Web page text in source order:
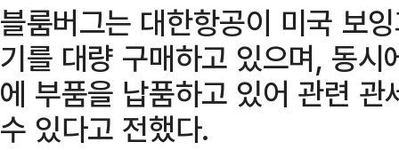
블룸버그는 대한항공이 미국 보
기를 대량 구매하고 있으며, 동
에 부품을 납품하고 있어 관련
수 있다고 전했다.